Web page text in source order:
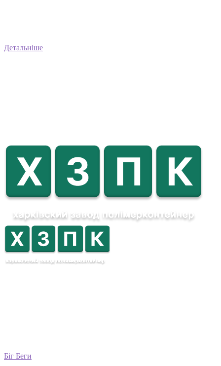
Детальніше
Біг Беги